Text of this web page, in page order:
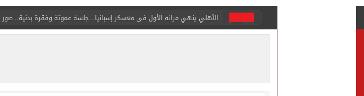
انطلاق مباراة مصر وإسبانيا فى نصف نهائي بطولة العالم لناشئات كرة اليد
الزمالك يبلغ 4 لاعبين بعدم التواجد مع الفريق الأول بالموسم الجديد
تقارير: بيراميدز يعرض 5 ملايين دولار راتباً لحسم صفقة يوسف النصيري